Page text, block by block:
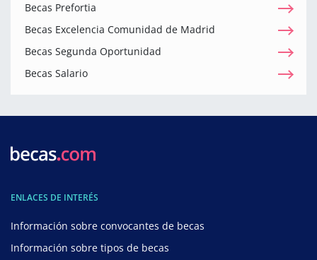
Becas Prefortia
Becas Excelencia Comunidad de Madrid
Becas Segunda Oportunidad
Becas Salario
ENLACES DE INTERÉS
Información sobre convocantes de becas
Información sobre tipos de becas